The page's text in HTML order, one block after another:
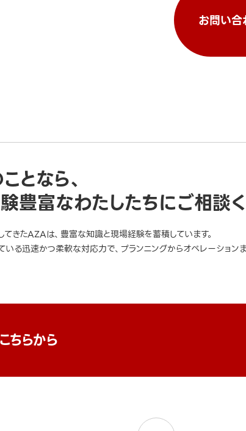
お問い合
となら、
豊富なわたしたちにご相談く
きたAZAは、豊富な知識と現場経験を蓄積しています。
る迅速かつ柔軟な対応力で、プランニングからオペレーション
ちらから